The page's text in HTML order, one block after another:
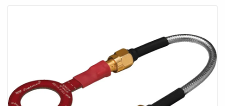
aux normes EN54-11 et EN54-25 pour garantir des
performances élevées Communication stable : fréquence
radio 865-870 MHz avec une puissance de sortie RF de 14
dBm